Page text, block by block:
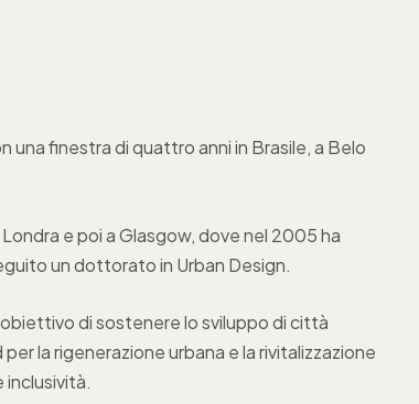
una finestra di quattro anni in Brasile, a Belo
e poi a Glasgow, dove nel 2005 ha
un dottorato in Urban Design.
di sostenere lo sviluppo di città
la rigenerazione urbana e la rivitalizzazione
inclusività.